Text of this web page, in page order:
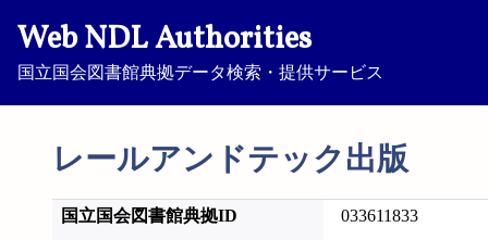
Web NDL Authorities
国立国会図書館典拠データ検索・提供サービス
レールアンドテック出版
国立国会図書館典拠ID 033611833